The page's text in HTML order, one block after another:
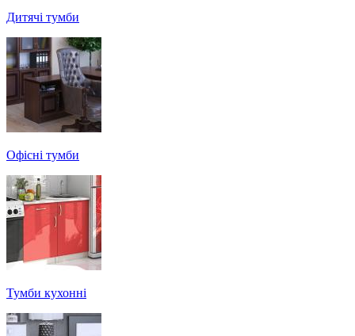
Дитячі тумби
Офісні тумби
Тумби кухонні